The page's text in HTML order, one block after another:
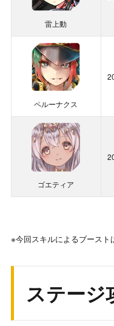
重力崩弾グラ
フレア
◆雷上動[潮浜]1
【基礎ブースト】
ントに加算
◆ 雷上動[潮浜]2
【基礎ブースト
れ、合計42％
30＋10＋0.75＝
枚所持の場合：
30＋30＝60％が
雷上動
ペルーナクス
ゴエティア
※今回スキルによるブースト
ステージ